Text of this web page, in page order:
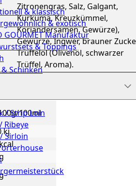
& klassisch
& exotisch
GOURMET Manufaktur
& Toppings
Schinken
/ Strip Loin
Ribeye
Sirloin
Zitronengras, Salz, Galgant,
Kurkuma, Kreuzkümmel,
Koriandersamen, Gewürze),
Gewürze, Ingwer, brauner
Trüffelöl (Olivenöl, schwarzer
Trüffel, Aroma).
100ml
kj